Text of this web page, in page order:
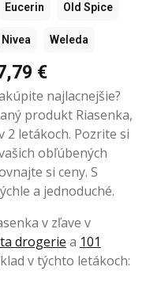
Eucerin Old Spice
Nivea Weleda
€
najlacnejšie?
produkt Riasenka,
2 letákoch. Pozrite si
obľúbených
si ceny. S
a jednoduché.
v zľave v
drogerie a 101
v týchto letákoch: